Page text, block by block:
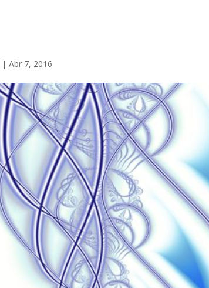
|Abr 7, 2016